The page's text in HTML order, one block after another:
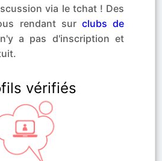
via le tchat ! Des
rendant surclubs de
a pas d'inscription et
vérifiés